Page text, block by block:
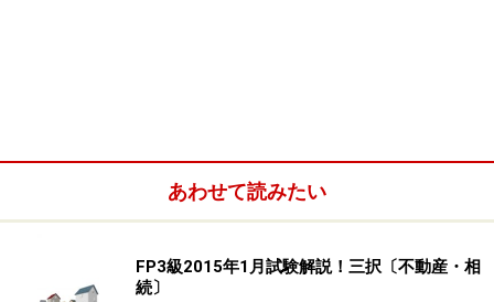
2) 1,040,000円
あわせて読みたい
FP3級2015年1月試験解説！三択〔不動産・相
続〕